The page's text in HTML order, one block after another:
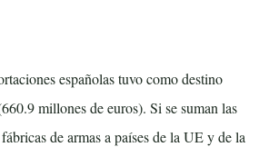
españolas tuvo como destino
millones de euros). Si se suman las
de armas a países de la UE y de la